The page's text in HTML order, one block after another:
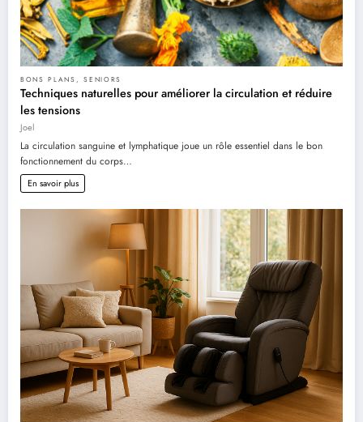
BONS PLANS ,SENIORS
Techniques naturelles pour améliorer la circulation et réduire
les tensions
Joel
La circulation sanguine et lymphatique joue un rôle essentiel dans le bon
fonctionnement du corps…
En savoir plus